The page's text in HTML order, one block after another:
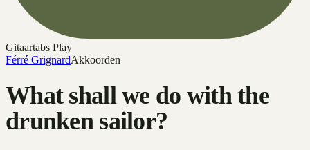
Gitaartabs Play
Férré GrignardAkkoorden
What shall we do with the
drunken sailor?